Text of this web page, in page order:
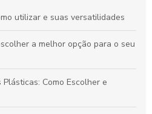
utilizar e suas versatilidades
a melhor opção para o seu
Como Escolher e